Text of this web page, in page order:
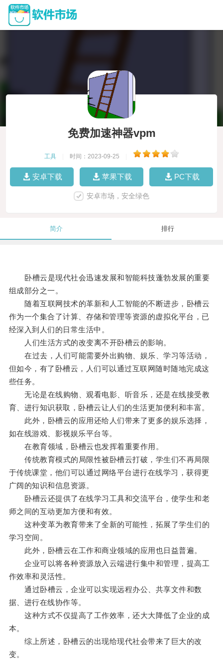
免费加速神器vpm
工具 时间：2023-09-25
安卓下载 苹果下载 PC下载
安卓市场，安全绿色
简介 排行
卧槽云是现代社会迅速发展和智能科技蓬勃发展的重要
组成部分之一。
随着互联网技术的革新和人工智能的不断进步，卧槽云
作为一个集合了计算、存储和管理等资源的虚拟化平台，已
经深入到人们的日常生活中。
人们生活方式的改变离不开卧槽云的影响。
在过去，人们可能需要外出购物、娱乐、学习等活动，
但如今，有了卧槽云，人们可以通过互联网随时随地完成这
些任务。
无论是在线购物、观看电影、听音乐，还是在线接受教
育、进行知识获取，卧槽云让人们的生活更加便利和丰富。
此外，卧槽云的应用还给人们带来了更多的娱乐选择，
如在线游戏、影视娱乐平台等。
在教育领域，卧槽云也发挥着重要作用。
传统教育模式的局限性被卧槽云打破，学生们不再局限
于传统课堂，他们可以通过网络平台进行在线学习，获得更
广阔的知识和信息资源。
卧槽云还提供了在线学习工具和交流平台，使学生和老
师之间的互动更加方便和有效。
这种变革为教育带来了全新的可能性，拓展了学生们的
学习空间。
此外，卧槽云在工作和商业领域的应用也日益普遍。
企业可以将各种资源放入云端进行集中和管理，提高工
作效率和灵活性。
通过卧槽云，企业可以实现远程办公、共享文件和数
据、进行在线协作等。
这种方式不仅提高了工作效率，还大大降低了企业的成
本。
综上所述，卧槽云的出现给现代社会带来了巨大的改
变。